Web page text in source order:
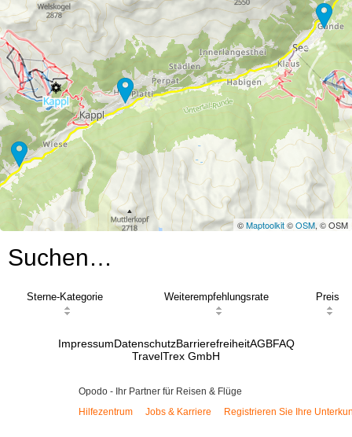
©Maptoolkit©OSM, © OSM
Suchen…
Sterne-Kategorie Weiterempfehlungsrate Preis
ImpressumDatenschutzBarrierefreiheitAGBFAQ
TravelTrex GmbH